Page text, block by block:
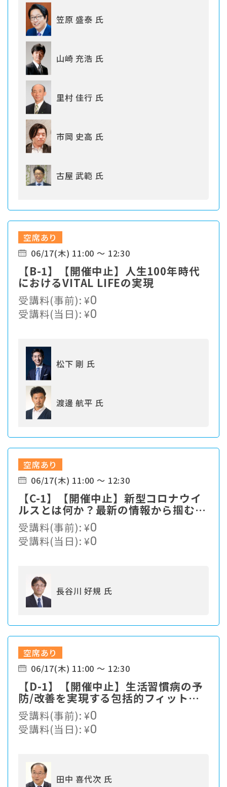
笠原 盛泰 氏
山崎 充浩 氏
里村 佳行 氏
市岡 史高 氏
古屋 武範 氏
空席あり
06/17(木) 11:00 ～ 12:30
【B-1】【開催中止】人生100年時代
におけるVITAL LIFEの実現
受講料(事前):¥0
受講料(当日):¥0
松下 剛 氏
渡邊 航平 氏
空席あり
06/17(木) 11:00 ～ 12:30
【C-1】【開催中止】新型コロナウイ
ルスとは何か？最新の情報から掴む対
策最前線
受講料(事前):¥0
受講料(当日):¥0
長谷川 好規 氏
空席あり
06/17(木) 11:00 ～ 12:30
【D-1】【開催中止】生活習慣病の予
防/改善を実現する包括的フィットネ
スプログラム
受講料(事前):¥0
受講料(当日):¥0
田中 喜代次 氏